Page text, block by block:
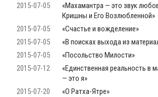
2015-07-05
«Махамантра — это звук
Кришны и Его Возлюбленной»
2015-07-05
«Счастье и вожделение»
2015-07-05
«В поисках выхода из
2015-07-05
«Посольство Милости»
2015-07-12
«Единственная реальность в
— это я»
2015-07-20
«О Ратха-Ятре»